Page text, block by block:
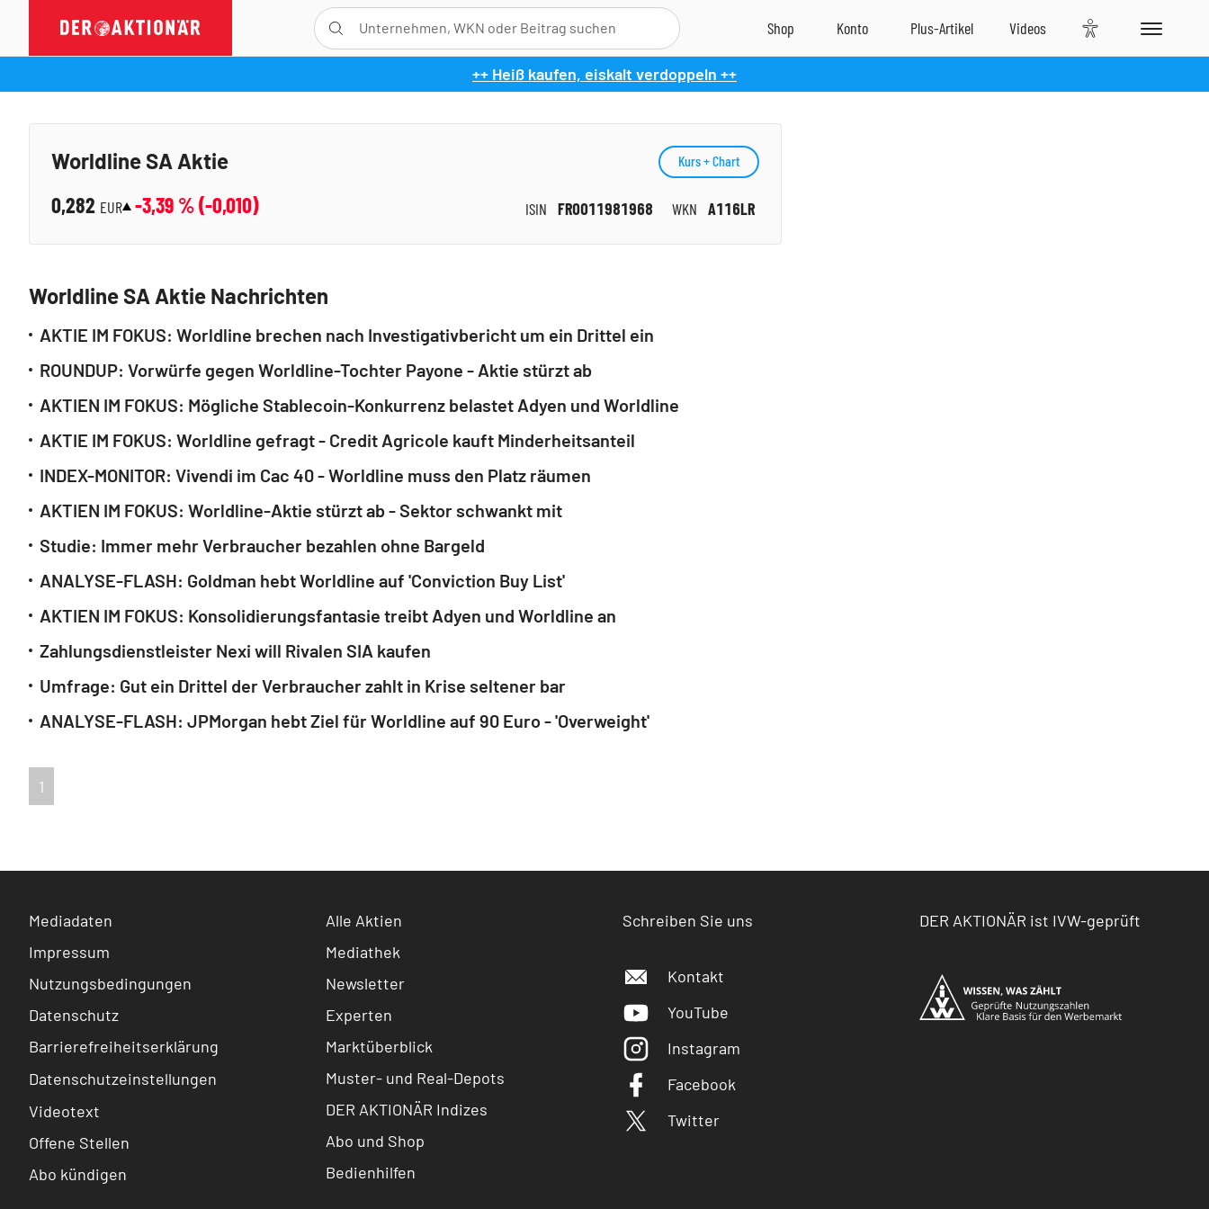
++ Heiß kaufen, eiskalt verdoppeln ++
Worldline SA Aktie
0,282 EUR -3,39 % (-0,010) ISIN FR0011981968 WKN A116LR
Kurs + Chart
Worldline SA Aktie Nachrichten
AKTIE IM FOKUS: Worldline brechen nach Investigativbericht um ein Drittel ein
ROUNDUP: Vorwürfe gegen Worldline-Tochter Payone - Aktie stürzt ab
AKTIEN IM FOKUS: Mögliche Stablecoin-Konkurrenz belastet Adyen und Worldline
AKTIE IM FOKUS: Worldline gefragt - Credit Agricole kauft Minderheitsanteil
INDEX-MONITOR: Vivendi im Cac 40 - Worldline muss den Platz räumen
AKTIEN IM FOKUS: Worldline-Aktie stürzt ab - Sektor schwankt mit
Studie: Immer mehr Verbraucher bezahlen ohne Bargeld
ANALYSE-FLASH: Goldman hebt Worldline auf 'Conviction Buy List'
AKTIEN IM FOKUS: Konsolidierungsfantasie treibt Adyen und Worldline an
Zahlungsdienstleister Nexi will Rivalen SIA kaufen
Umfrage: Gut ein Drittel der Verbraucher zahlt in Krise seltener bar
ANALYSE-FLASH: JPMorgan hebt Ziel für Worldline auf 90 Euro - 'Overweight'
1
Mediadaten
Impressum
Nutzungsbedingungen
Datenschutz
Barrierefreiheitserklärung
Datenschutzeinstellungen
Videotext
Offene Stellen
Abo kündigen
Alle Aktien
Mediathek
Newsletter
Experten
Marktüberblick
Muster- und Real-Depots
DER AKTIONÄR Indizes
Abo und Shop
Bedienhilfen
Schreiben Sie uns
Kontakt
YouTube
Instagram
Facebook
Twitter
DER AKTIONÄR ist IVW-geprüft